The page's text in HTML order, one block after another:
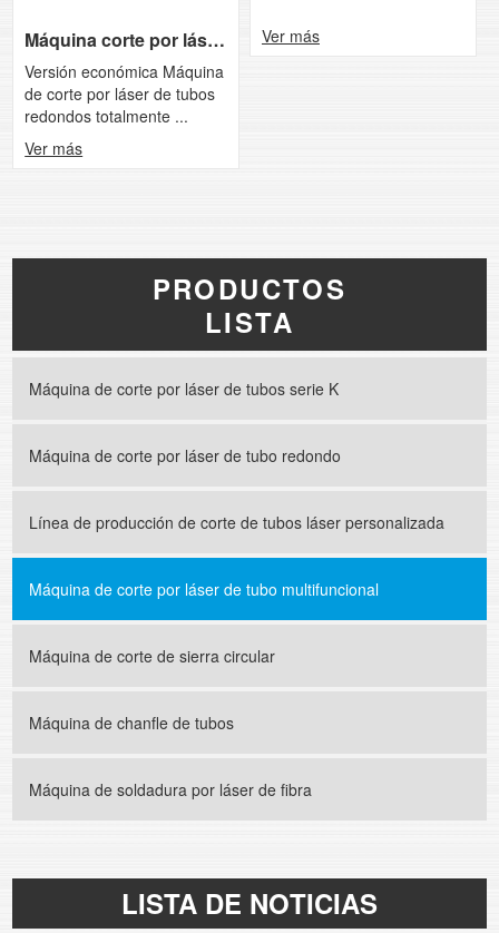
Máquina corte por láser de tubos tota...
Versión económica Máquina
de corte por láser de tubos
redondos totalmente ...
Ver más
Ver más
PRODUCTOS
LISTA
Máquina de corte por láser de tubos serie K
Máquina de corte por láser de tubo redondo
Línea de producción de corte de tubos láser personalizada
Máquina de corte por láser de tubo multifuncional
Máquina de corte de sierra circular
Máquina de chanfle de tubos
Máquina de soldadura por láser de fibra
LISTA DE NOTICIAS